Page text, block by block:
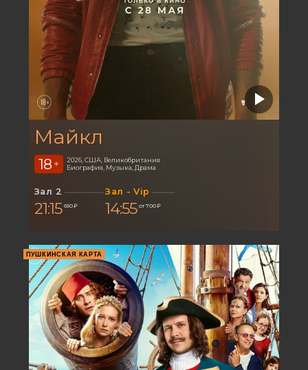
Майкл
18 +
2026, США, Великобритания
Биография, Музыка, Драма
Зал 2
21:15 650 ₽
Зал - Vip
14:55 от 700 ₽
ПУШКИНСКАЯ КАРТА